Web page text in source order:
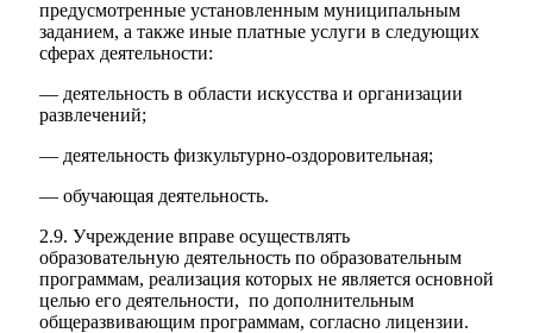
предусмотренные установленным муниципальным
заданием, а также иные платные услуги в следующих
сферах деятельности:
— деятельность в области искусства и организации
развлечений;
— деятельность физкультурно-оздоровительная;
— обучающая деятельность.
2.9. Учреждение вправе осуществлять
образовательную деятельность по образовательным
программам, реализация которых не является основной
целью его деятельности, по дополнительным
общеразвивающим программам, согласно лицензии.